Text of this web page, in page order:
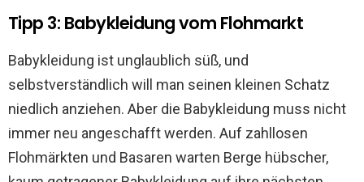
Tipp 3: Babykleidung vom Flohmarkt
Babykleidung ist unglaublich süß, und
selbstverständlich will man seinen kleinen Schatz
niedlich anziehen. Aber die Babykleidung muss nicht
immer neu angeschafft werden. Auf zahllosen
Flohmärkten und Basaren warten Berge hübscher,